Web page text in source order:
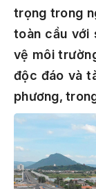
trọng trong
toàn cầu với
vệ môi
độc đáo và
phương,